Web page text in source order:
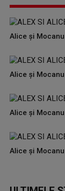
Alice și
Alice și
Alice și
Alice și